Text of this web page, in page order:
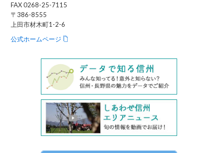
FAX 0268-25-7115
〒386-8555
上田市材木町1-2-6
公式ホームページ